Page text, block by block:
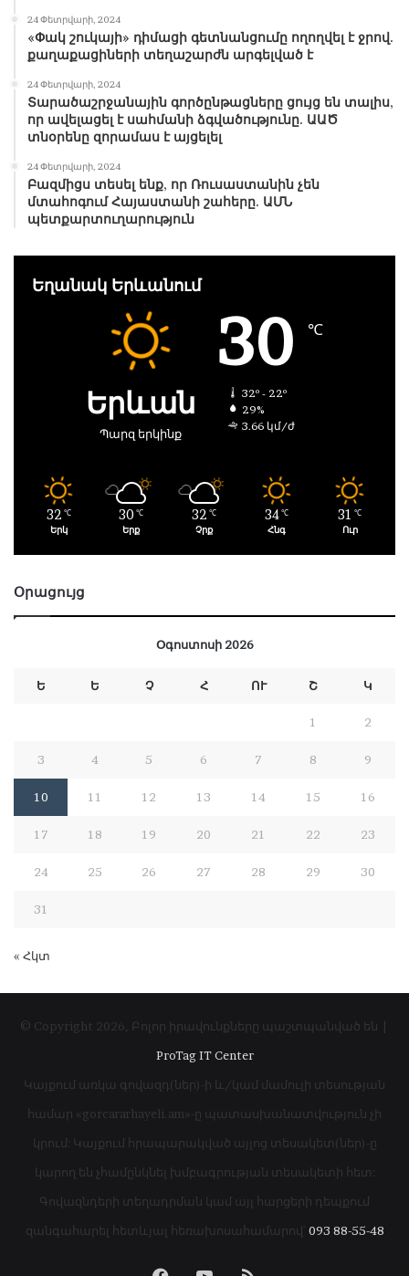
24 Փետրվարի, 2024
«Փակ շուկայի» դիմացի գետնանցումը ողողվել է ջրով.
քաղաքացիների տեղաշարժն արգելված է
24 Փետրվարի, 2024
Տարածաշրջանային գործընթացները ցույց են տալիս,
որ ավելացել է սահմանի ձգվածությունը. ԱԱԾ
տնօրենը զորամաս է այցելել
24 Փետրվարի, 2024
Բազմիցս տեսել ենք, որ Ռուսաստանին չեն
մտահոգում Հայաստանի շահերը. ԱՄՆ
պետքարտուղարություն
Եղանակ Երևանում
Երևան
Պարզ երկինք
30 ℃
32º - 22º
29%
3.66 կմ/ժ
32 ℃
Երկ
30 ℃
Երք
32 ℃
Չրք
34 ℃
Հնգ
31 ℃
Ուր
Օրացույց
Օգոստոսի 2026
Ե Ե Չ Հ ՈՒ Շ Կ
1 2
3 4 5 6 7 8 9
10 11 12 13 14 15 16
17 18 19 20 21 22 23
24 25 26 27 28 29 30
31
« Հկտ
© Copyright 2026, Բոլոր իրավունքները պաշտպանված են |
ProTag IT Center
Կայքում առկա գովազդ(ներ)-ի և/կամ մամուլի տեսության
համար «gorcararhayeli.am»-ը պատասխանատվություն չի
կրում: Կայքում հրապարակված այլոց տեսակետ(ներ)-ը
կարող են չհամընկնել խմբագրության տեսակետի հետ:
Գովազնդերի տեղադրման կամ այլ հարցերի դեպքում
զանգահարել հետևյալ հեռախոսահամարով՝ 093 88-55-48